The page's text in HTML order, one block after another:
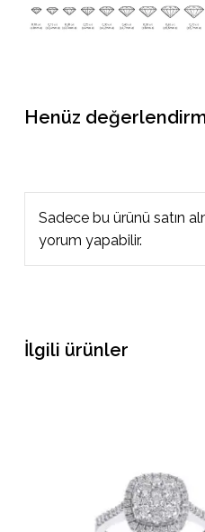
Henüz
Sadece bu ürünü satın
yorum yapabilir.
İlgili ürünler